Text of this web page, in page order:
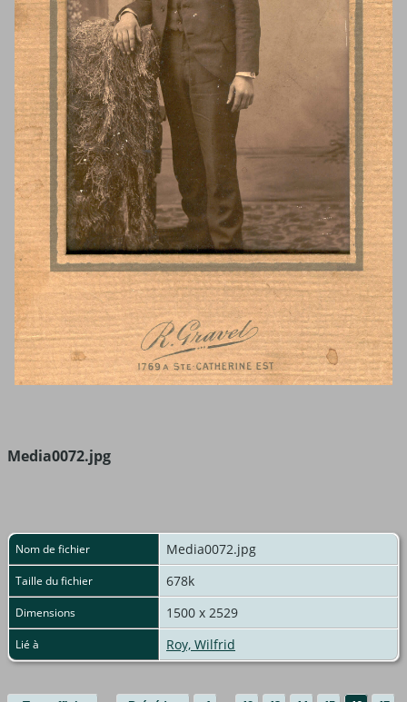
Media0072.jpg
Nom de fichier Media0072.jpg
Taille du fichier 678k
Dimensions 1500 x 2529
Lié à Roy, Wilfrid